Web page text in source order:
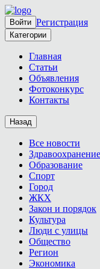
Войти Регистрация
Категории
Главная
Статьи
Объявления
Фотоконкурс
Контакты
Назад
Все новости
Здравоохранение
Образование
Спорт
Город
ЖКХ
Закон и порядок
Культура
Люди с улицы
Общество
Регион
Экономика